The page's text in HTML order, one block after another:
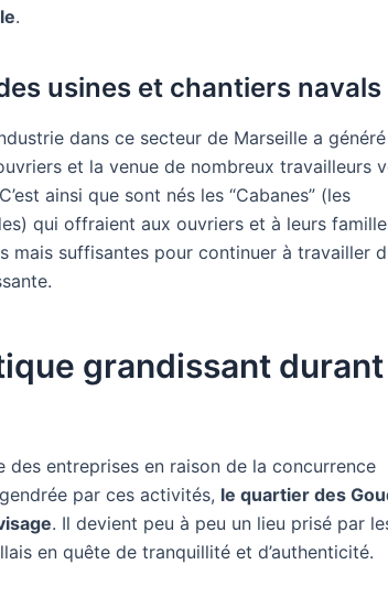
.
usines et chantiers navals
dans ce secteur de Marseille a
et la venue de nombreux travailleurs
ainsi que sont nés les “Cabanes” (les
qui offraient aux ouvriers et à leurs
mais suffisantes pour continuer à travailler
grandissant
entreprises en raison de la concurrence
par ces activités, le quartier des
. Il devient peu à peu un lieu prisé par
en quête de tranquillité et d’authenticité.